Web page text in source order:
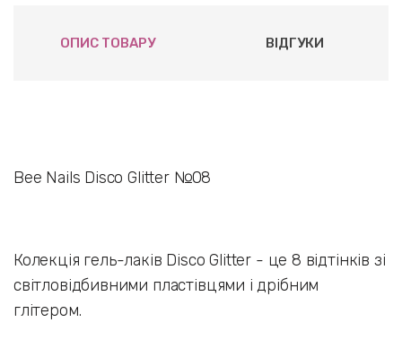
ОПИС ТОВАРУ ВІДГУКИ
Bee Nails Disco Glitter №08
Колекція гель-лаків Disco Glitter - це 8 відтінків зі
світловідбивними пластівцями і дрібним
глітером.